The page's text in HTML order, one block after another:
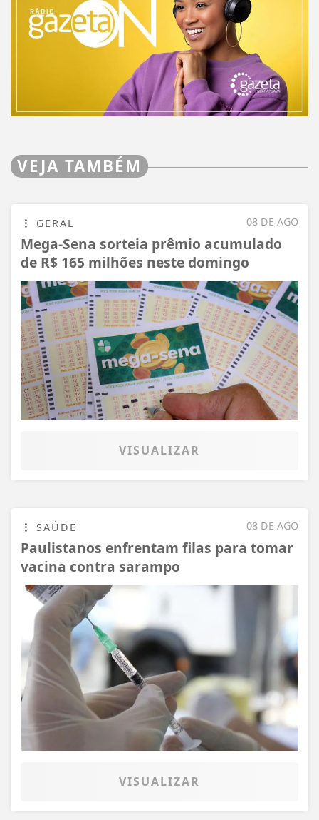
VEJA TAMBÉM
08 DE AGO
GERAL
Mega-Sena sorteia prêmio acumulado
de R$ 165 milhões neste domingo
VISUALIZAR
08 DE AGO
SAÚDE
Paulistanos enfrentam filas para tomar
vacina contra sarampo
VISUALIZAR